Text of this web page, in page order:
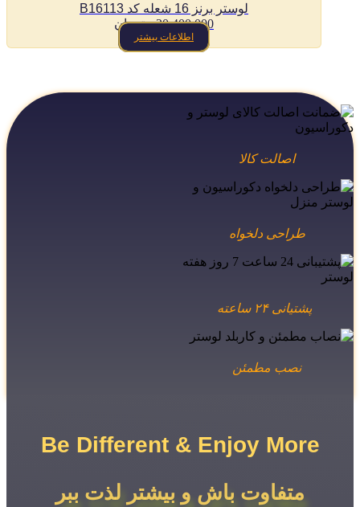
لوستر برنز 16 شعله کد B16113
30,400,000
تومان
اطلاعات بیشتر
اصالت کالا
طراحی دلخواه
پشتیانی ۲۴ ساعته
نصب مطمئن
Be Different & Enjoy More​
متفاوت باش و بیشتر لذت ببر